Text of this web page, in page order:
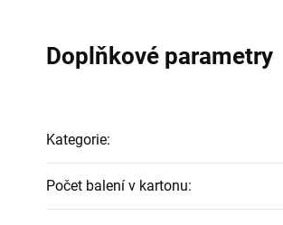
Doplňkové parametry
Kategorie:
Počet balení v kartonu: